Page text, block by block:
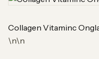
Collagen Vitaminc
\n\n